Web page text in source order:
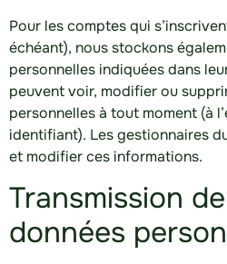
Pour les comptes qui
échéant), nous stockons
personnelles indiquées dans
peuvent voir, modifier ou
personnelles à tout moment (à
identifiant). Les gestionnaires
et modifier ces informations.
Transmission
données